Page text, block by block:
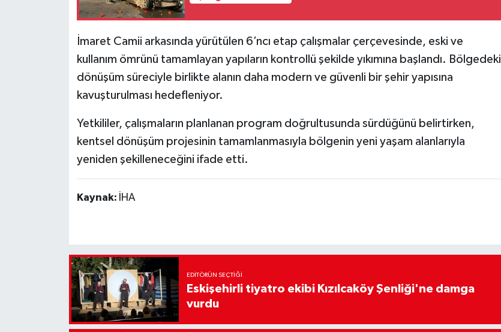
İmaret Camii arkasında yürütülen 6’ncı etap çalışmalar çerçevesinde, eski ve
kullanım ömrünü tamamlayan yapıların kontrollü şekilde yıkımına başlandı. Bölgedeki
dönüşüm süreciyle birlikte alanın daha modern ve güvenli bir şehir yapısına
kavuşturulması hedefleniyor.
Yetkililer, çalışmaların planlanan program doğrultusunda sürdüğünü belirtirken,
kentsel dönüşüm projesinin tamamlanmasıyla bölgenin yeni yaşam alanlarıyla
yeniden şekilleneceğini ifade etti.
Kaynak: İHA
EDITÖRÜN SEÇTIĞI
Eskişehirli tiyatro ekibi Kızılcaköy Şenliği'ne damga
vurdu